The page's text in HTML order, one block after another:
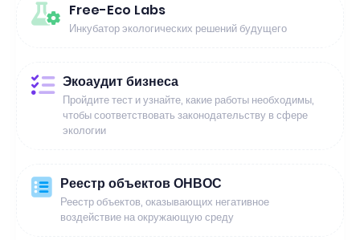
Free-Eco Labs
Инкубатор экологических решений будущего
Экоаудит бизнеса
Пройдите тест и узнайте, какие работы необходимы,
чтобы соответствовать законодательству в сфере
экологии
Реестр объектов ОНВОС
Реестр объектов, оказывающих негативное
воздействие на окружающую среду